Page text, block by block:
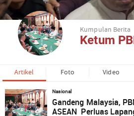
Kumpulan Berita
Ketum
Artikel Foto Video
Nasional
Gandeng Malaysia,
ASEAN Perluas